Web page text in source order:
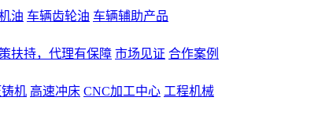
油 车辆齿轮油 车辆辅助产品
扶持，代理有保障 市场见证 合作案例
机 高速冲床 CNC加工中心 工程机械